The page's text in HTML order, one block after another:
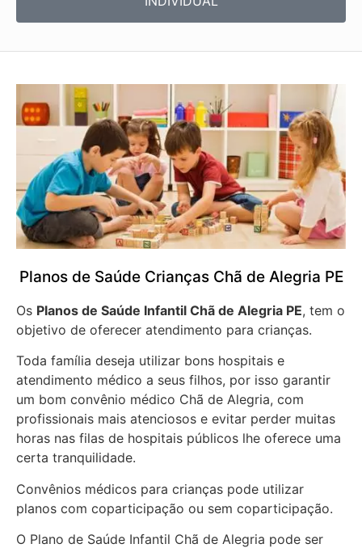
Planos de Saúde Crianças Chã de Alegria PE
Os Planos de Saúde Infantil Chã de Alegria PE, tem o
objetivo de oferecer atendimento para crianças.
Toda família deseja utilizar bons hospitais e
atendimento médico a seus filhos, por isso garantir
um bom convênio médico Chã de Alegria, com
profissionais mais atenciosos e evitar perder muitas
horas nas filas de hospitais públicos lhe oferece uma
certa tranquilidade.
Convênios médicos para crianças pode utilizar
planos com coparticipação ou sem coparticipação.
O Plano de Saúde Infantil Chã de Alegria pode ser